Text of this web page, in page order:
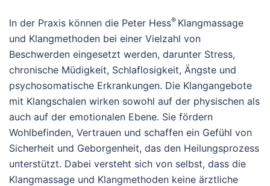
In der Praxis können die Peter Hess® Klangmassage
und Klangmethoden bei einer Vielzahl von
Beschwerden eingesetzt werden, darunter Stress,
chronische Müdigkeit, Schlaflosigkeit, Ängste und
psychosomatische Erkrankungen. Die Klangangebote
mit Klangschalen wirken sowohl auf der physischen als
auch auf der emotionalen Ebene. Sie fördern
Wohlbefinden, Vertrauen und schaffen ein Gefühl von
Sicherheit und Geborgenheit, das den Heilungsprozess
unterstützt. Dabei versteht sich von selbst, dass die
Klangmassage und Klangmethoden keine ärztliche